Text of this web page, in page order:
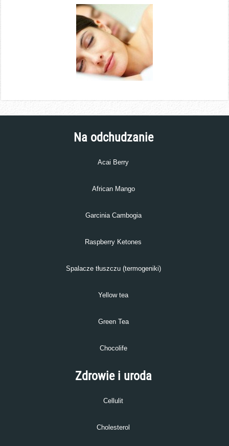
Na odchudzanie
Acai Berry
African Mango
Garcinia Cambogia
Raspberry Ketones
Spalacze tłuszczu (termogeniki)
Yellow tea
Green Tea
Chocolife
Zdrowie i uroda
Cellulit
Cholesterol